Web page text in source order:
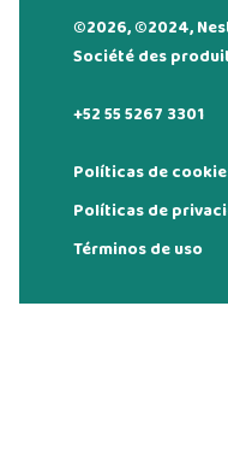
©2026, ©2024,
Société des
+52 55 5267 3301
Políticas de
Políticas de
Términos de uso